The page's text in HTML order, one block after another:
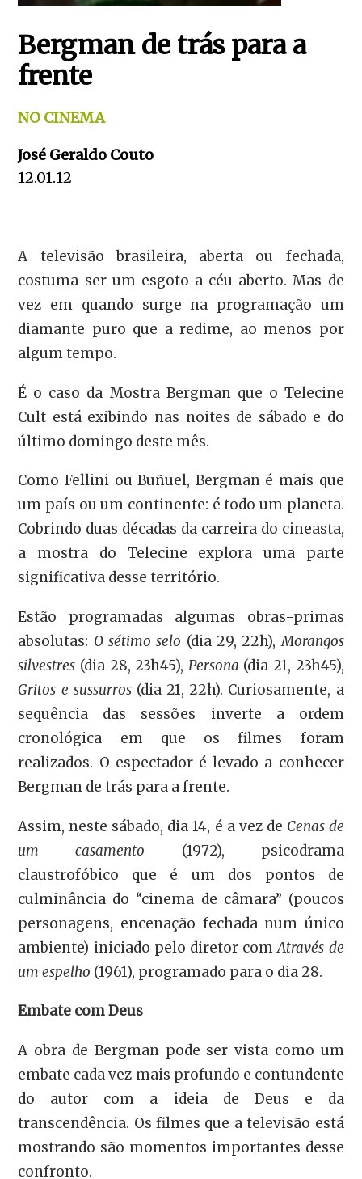
Bergman de trás para a
frente
NO CINEMA
José Geraldo Couto
12.01.12
A televisão brasileira, aberta ou fechada,
costuma ser um esgoto a céu aberto. Mas de
vez em quando surge na programação um
diamante puro que a redime, ao menos por
algum tempo.
É o caso da Mostra Bergman que o Telecine
Cult está exibindo nas noites de sábado e do
último domingo deste mês.
Como Fellini ou Buñuel, Bergman é mais que
um país ou um continente: é todo um planeta.
Cobrindo duas décadas da carreira do cineasta,
a mostra do Telecine explora uma parte
significativa desse território.
Estão programadas algumas obras-primas
absolutas: O sétimo selo (dia 29, 22h),Morangos
silvestres (dia 28, 23h45), Persona (dia 21, 23h45),
Gritos e sussurros (dia 21, 22h). Curiosamente, a
sequência das sessões inverte a ordem
cronológica em que os filmes foram
realizados. O espectador é levado a conhecer
Bergman de trás para a frente.
Assim, neste sábado, dia 14, é a vez de Cenas de
um casamento (1972), psicodrama
claustrofóbico que é um dos pontos de
culminância do “cinema de câmara” (poucos
personagens, encenação fechada num único
ambiente) iniciado pelo diretor comAtravés de
um espelho (1961), programado para o dia 28.
Embate com Deus
A obra de Bergman pode ser vista como um
embate cada vez mais profundo e contundente
do autor com a ideia de Deus e da
transcendência. Os filmes que a televisão está
mostrando são momentos importantes desse
confronto.